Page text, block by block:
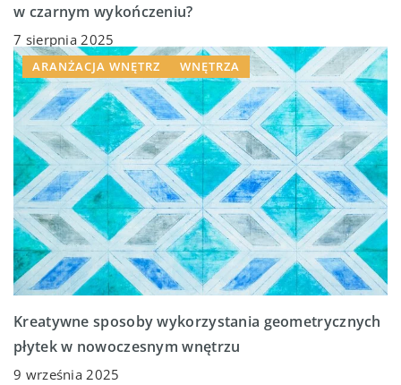
w czarnym wykończeniu?
7 sierpnia 2025
ARANŻACJA WNĘTRZ WNĘTRZA
Kreatywne sposoby wykorzystania geometrycznych
płytek w nowoczesnym wnętrzu
9 września 2025